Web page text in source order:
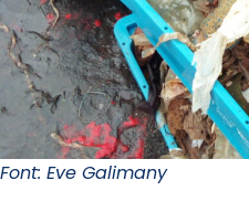
Font: Eve Galimany